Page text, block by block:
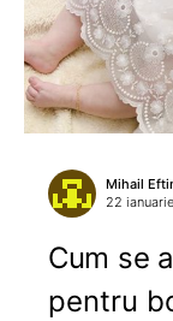
Mihail
22
Cum se
pentru